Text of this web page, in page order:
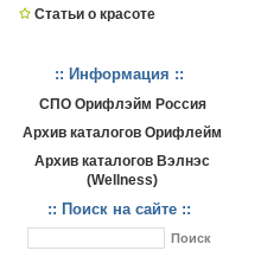
Статьи о красоте
:: Информация ::
СПО Орифлэйм Россия
Архив каталогов Орифлейм
Архив каталогов Вэлнэс
(Wellness)
:: Поиск на сайте ::